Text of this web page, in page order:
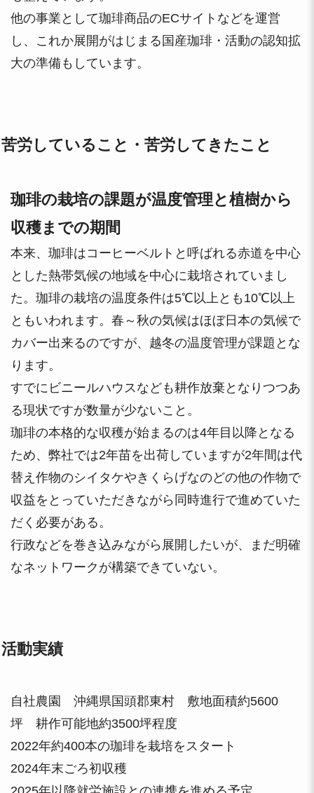
他の事業として珈琲商品のECサイトなどを運営
し、これか展開がはじまる国産珈琲・活動の認知拡
大の準備もしています。
苦労していること・苦労してきたこと
珈琲の栽培の課題が温度管理と植樹から
収穫までの期間
本来、珈琲はコーヒーベルトと呼ばれる赤道を中心
とした熱帯気候の地域を中心に栽培されていまし
た。珈琲の栽培の温度条件は5℃以上とも10℃以上
ともいわれます。春～秋の気候はほぼ日本の気候で
カバー出来るのですが、越冬の温度管理が課題とな
ります。
すでにビニールハウスなども耕作放棄となりつつあ
る現状ですが数量が少ないこと。
珈琲の本格的な収穫が始まるのは4年目以降となる
ため、弊社では2年苗を出荷していますが2年間は代
替え作物のシイタケやきくらげなのどの他の作物で
収益をとっていただきながら同時進行で進めていた
だく必要がある。
行政などを巻き込みながら展開したいが、まだ明確
なネットワークが構築できていない。
活動実績
自社農園 沖縄県国頭郡東村 敷地面積約5600
坪 耕作可能地約3500坪程度
2022年約400本の珈琲を栽培をスタート
2024年末ごろ初収穫